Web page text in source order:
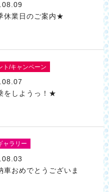
休業日のご案内★
ト/キャンペーン
をしようっ！★
ャラリー
おめでとうございま